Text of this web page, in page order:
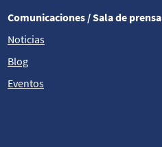
Comunicaciones / Sala de prensa
Noticias
Blog
Eventos